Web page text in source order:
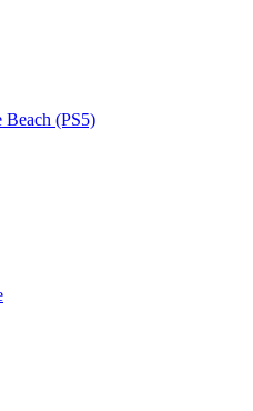
Beach (PS5)